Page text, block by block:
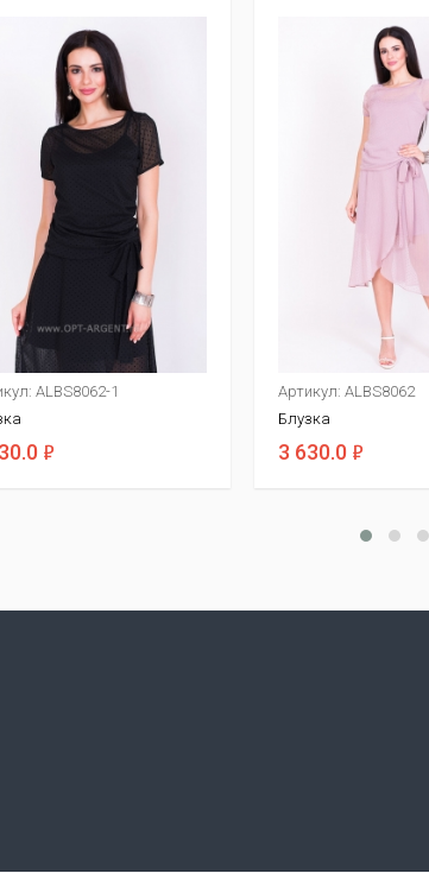
ALBS8062-1
ф
Артикул: ALBS8062
Блузка
3 630.0 ф